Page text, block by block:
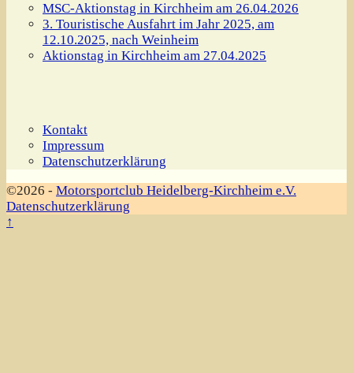
MSC-Aktionstag in Kirchheim am 26.04.2026
3. Touristische Ausfahrt im Jahr 2025, am
12.10.2025, nach Weinheim
Aktionstag in Kirchheim am 27.04.2025
Kontakt
Impressum
Datenschutzerklärung
©2026 - Motorsportclub Heidelberg-Kirchheim e.V.
Datenschutzerklärung
↑